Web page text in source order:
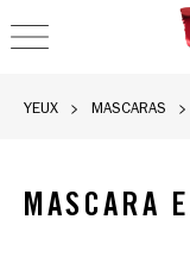
OPEN
YEUX MASCARAS
MASCARA
Rimmel Mascara